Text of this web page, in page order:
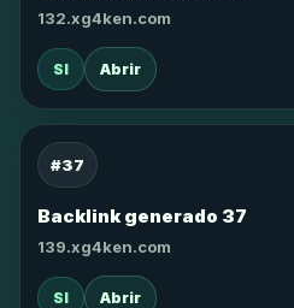
132.xg4ken.com
SI Abrir
#37
Backlink generado 37
139.xg4ken.com
SI Abrir